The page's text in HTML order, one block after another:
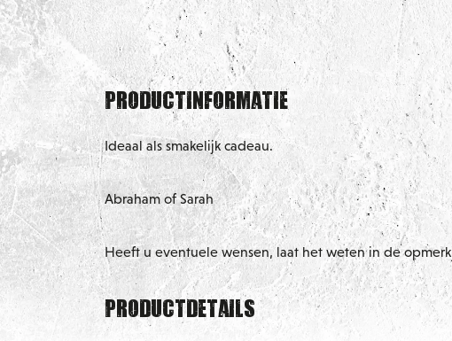
Productinformatie
Ideaal als smakelijk cadeau.
Abraham of Sarah
Heeft u eventuele wensen, laat het weten in de
Productdetails